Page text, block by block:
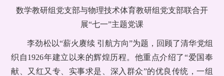
数学教研组党支部与物理技术体育教研组党支部联合开
展“七一”主题党课
李劲松以“薪火赓续 引航方向”为题，回顾了清华党组
织自1926年建立以来的辉煌历程。他重点介绍了“爱国奉
献、又红又专、实事求是、深入群众”的优良传统，一组